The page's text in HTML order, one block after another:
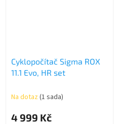
Cyklopočítač Sigma ROX
11.1 Evo, HR set
Na dotaz(1 sada)
4 999 Kč